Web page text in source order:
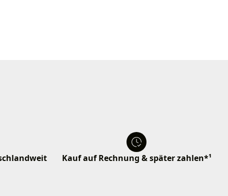
Kauf auf Rechnung & später zahlen*¹